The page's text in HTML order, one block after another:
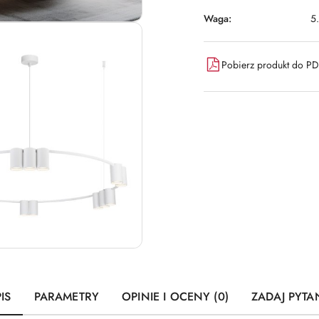
Waga:
Pobierz produkt do
PARAMETRY OPINIE I OCENY (0) ZADAJ